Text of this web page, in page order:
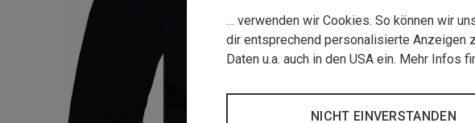
… verwenden wir Cookies. So können wir
dir entsprechend personalisierte Anzeigen
Daten u.a. auch in den USA ein. Mehr Infos
NICHT EINVERSTANDEN